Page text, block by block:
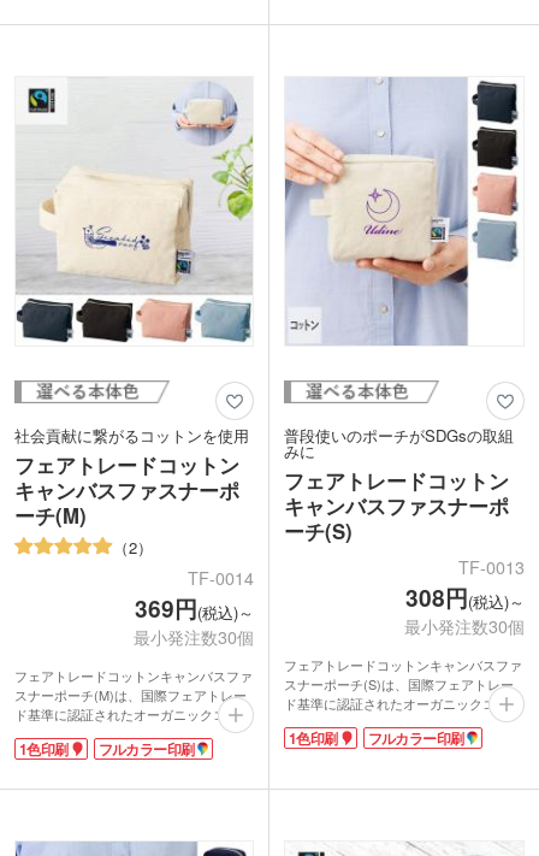
めて収納しておくのにもおすすめです。
すれば、オリジナルのフラットポーチに
大変身!安価なので、ショップの購入特
典やキャンペーンの特典として活用でき
インだからこそ様々な用途に使えます。
ば、ショップの開店記念品などのおしゃ
れなオリジナルグッズの制作ができま
す。また、小ロットから作成できるので
同人グッズにも人気の定番商品です。
社会貢献に繋がるコットンを使用
フェアトレードコットン
キャンバスファスナーポ
ーチ(M)
2
TF-0014
369円(税込)～
最小発注数30個
フェアトレードコットンキャンバスファ
スナーポーチ(M)は、国際フェアトレー
ド基準に認証されたオーガニックコット
ンのポーチ。SDGsの取組みに貢献でき
るノベルティです。約10オンスの生地で
マチや開け口が大きく、物を出し入れし
物を収納できます。ハンドル付きなので
1色印刷 フルカラー印刷
普段使いのポーチがSDGsの取組
みに
フェアトレードコットン
キャンバスファスナーポ
ーチ(S)
TF-0013
308円(税込)～
最小発注数30個
フェアトレードコットンキャンバスファ
スナーポーチ(S)は、国際フェアトレー
ド基準に認証されたオーガニックコット
ンのポーチ。約10オンスのしっかりした
生地です。SDGsの取組みを意識したノ
す。持ち運びに便利なハンドルも付いて
1色印刷 フルカラー印刷